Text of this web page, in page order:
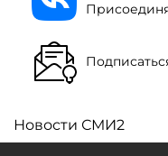
Новости СМИ2